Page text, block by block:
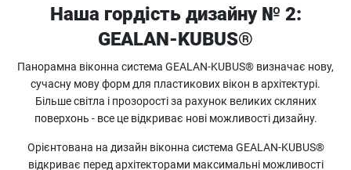
Наша гордість дизайну № 2:
GEALAN-KUBUS®
Панорамна віконна система GEALAN-KUBUS® визначає нову,
сучасну мову форм для пластикових вікон в архітектурі.
Більше світла і прозорості за рахунок великих скляних
поверхонь - все це відкриває нові можливості дизайну.
Орієнтована на дизайн віконна система GEALAN-KUBUS®
відкриває перед архітекторами максимальні можливості